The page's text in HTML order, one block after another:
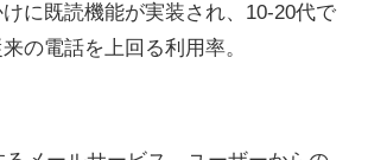
に既読機能が実装され、10-20代で
の電話を上回る利用率。